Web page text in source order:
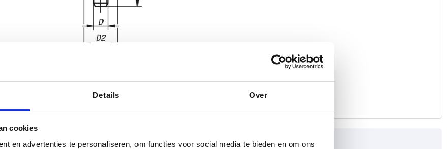
Details Over
cookies
en advertenties te personaliseren, om functies voor social media te bieden en om ons